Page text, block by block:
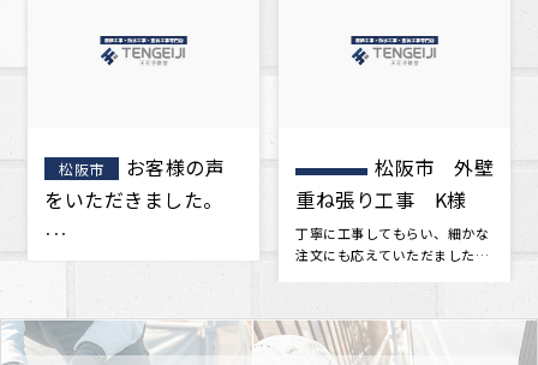
松阪市 外壁
重ね張り工事 K様
丁寧に工事してもらい、細かな
松阪市
松阪市 屋
根工事 葺き替え工
事 A様邸
今回築年数が15年をすぎ、一度
点検をした方がいいかもしれな